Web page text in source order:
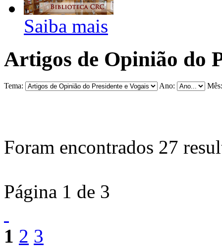
Saiba mais
Artigos de Opinião do
Tema: Ano: Mês:
Foram encontrados 27
Página 1 de 3
1 2 3